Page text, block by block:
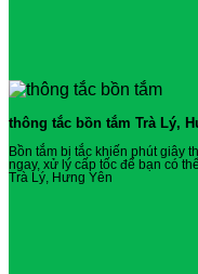
thông tắc bồn tắm Trà Lý,
Bồn tắm bị tắc khiến phút giây
ngay, xử lý cấp tốc để bạn có
Trà Lý, Hưng Yên